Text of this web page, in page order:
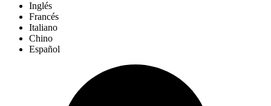
Inglés
Francés
Italiano
Chino
Español